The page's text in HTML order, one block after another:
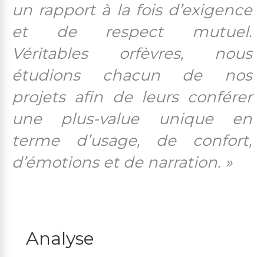
un rapport à la fois d’exigence
et de respect mutuel.
Véritables orfèvres, nous
étudions chacun de nos
projets afin de leurs conférer
une plus-value unique en
terme d’usage, de confort,
d’émotions et de narration. »
Analyse